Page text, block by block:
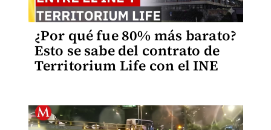
¿Por qué fue 80% más barato?
Esto se sabe del contrato de
Territorium Life con el INE